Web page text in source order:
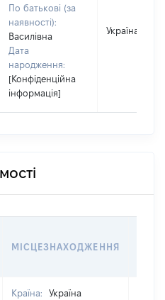
По батькові (за
наявності):
Василівна
Дата
народження:
[Конфіденційна
інформація]
Україна
МІСЦЕЗНАХОДЖЕННЯ
Країна: Україна